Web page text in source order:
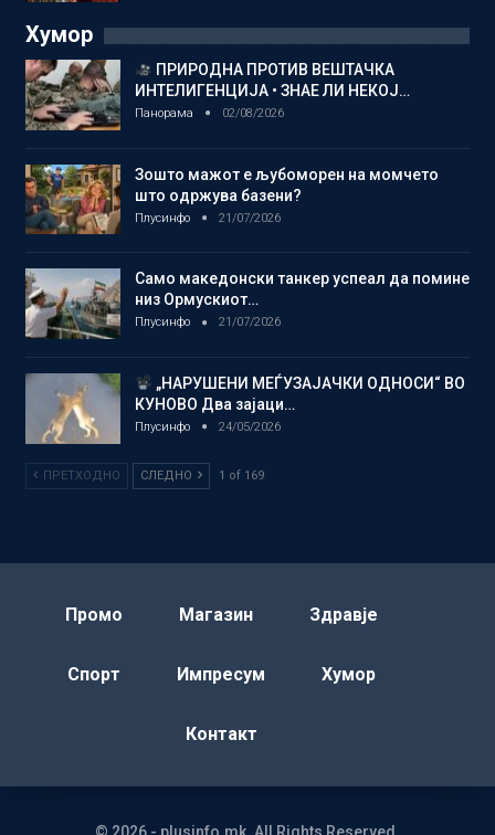
Хумор
ПРИРОДНА ПРОТИВ ВЕШТАЧКА
ИНТЕЛИГЕНЦИЈА • ЗНАЕ ЛИ НЕКОЈ…
Панорама 02/08/2026
Зошто мажот е љубоморен на момчето
што одржува базени?
Плусинфо 21/07/2026
Само македонски танкер успеал да помине
низ Ормускиот…
Плусинфо 21/07/2026
„НАРУШЕНИ МЕЃУЗАЈАЧКИ ОДНОСИ“ ВО
КУНОВО Два зајаци…
Плусинфо 24/05/2026
ПРЕТХОДНО СЛЕДНО 1 of 169
Промо Магазин Здравје
Спорт Импресум Хумор
Контакт
© 2026 - plusinfo.mk. All Rights Reserved.